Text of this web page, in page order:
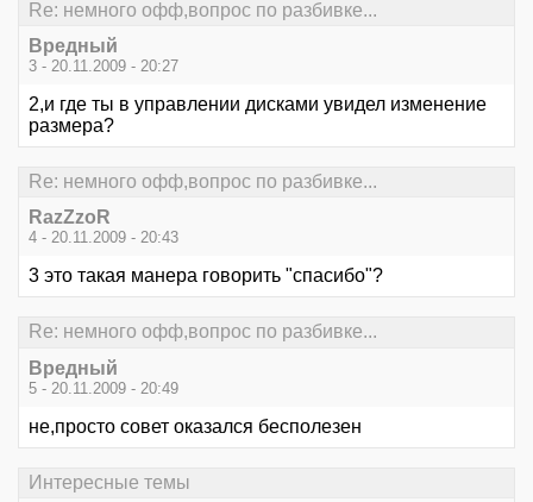
Re: немного офф,вопрос по разбивке...
Вредный
3 - 20.11.2009 - 20:27
2,и где ты в управлении дисками увидел изменение
размера?
Re: немного офф,вопрос по разбивке...
RazZzoR
4 - 20.11.2009 - 20:43
3 это такая манера говорить "спасибо"?
Re: немного офф,вопрос по разбивке...
Вредный
5 - 20.11.2009 - 20:49
не,просто совет оказался бесполезен
Интересные темы